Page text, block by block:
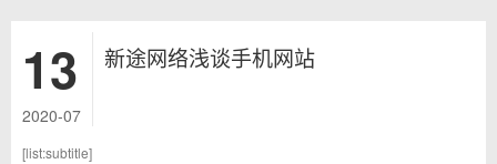
13
2020-07
新途网络浅谈手机网站
[list:subtitle]